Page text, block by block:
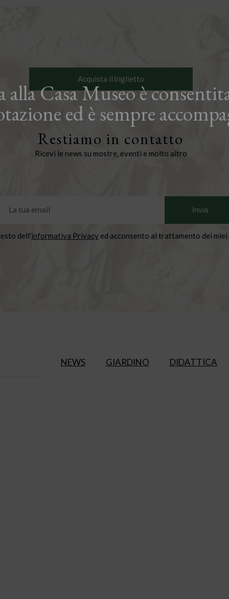
Acquista il biglietto
Restiamo in contatto
Ricevi le news su mostre, eventi e molto altro
dell'informativa Privacy ed acconsento al trattamento dei
NEWS GIARDINO DIDATTICA
alla Casa Museo è
ed è sempre